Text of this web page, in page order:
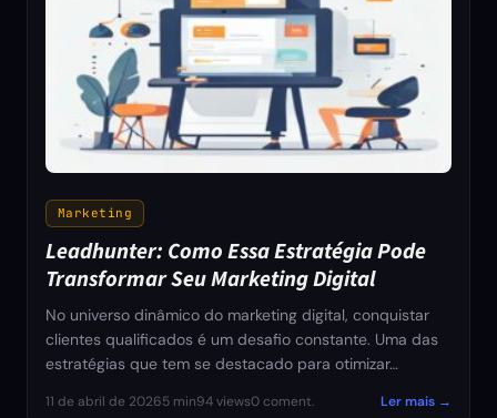
Marketing
Leadhunter: Como Essa Estratégia Pode
Transformar Seu Marketing Digital
No universo dinâmico do marketing digital, conquistar
clientes qualificados é um desafio constante. Uma das
estratégias que tem se destacado para otimizar…
11 de abril de 20265 min94 views0 coment. Ler mais →